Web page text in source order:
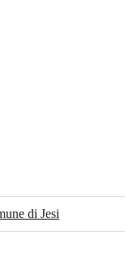
di Jesi